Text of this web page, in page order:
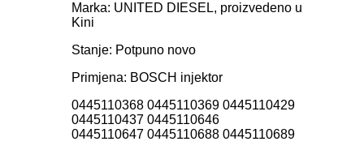
Marka: UNITED DIESEL, proizvedeno u
Kini
Stanje: Potpuno novo
Primjena: BOSCH injektor
0445110368 0445110369 0445110429
0445110437 0445110646
0445110647 0445110688 0445110689